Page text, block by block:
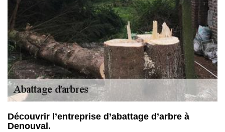
Découvrir l’entreprise d’abattage d’arbre à
Denouval.